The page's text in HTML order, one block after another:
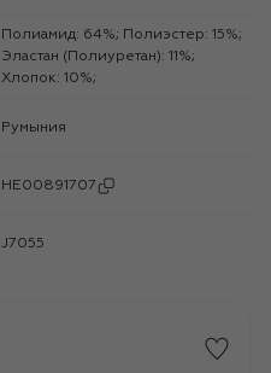
Полиамид: 64%; Полиэстер: 15%;
Эластан (Полиуретан): 11%;
Хлопок: 10%;
Румыния
HE00891707
J7055